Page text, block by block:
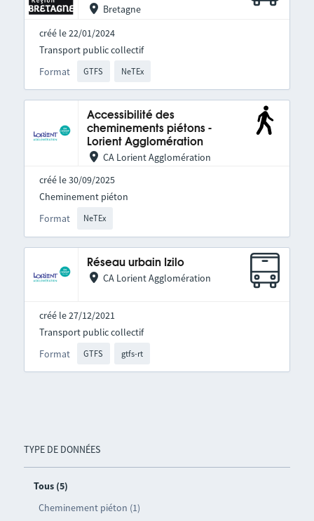
TYPE DE DONNÉES
Tous (5)
Cheminement piéton (1)
Bretagne
créé le 22/01/2024
Format GTFS NeTEx
Transport public collectif
Accessibilité des
cheminements piétons -
Lorient Agglomération
CA Lorient Agglomération
créé le 30/09/2025
Format NeTEx
Cheminement piéton
Réseau urbain Izilo
CA Lorient Agglomération
créé le 27/12/2021
Format GTFS gtfs-rt
Transport public collectif